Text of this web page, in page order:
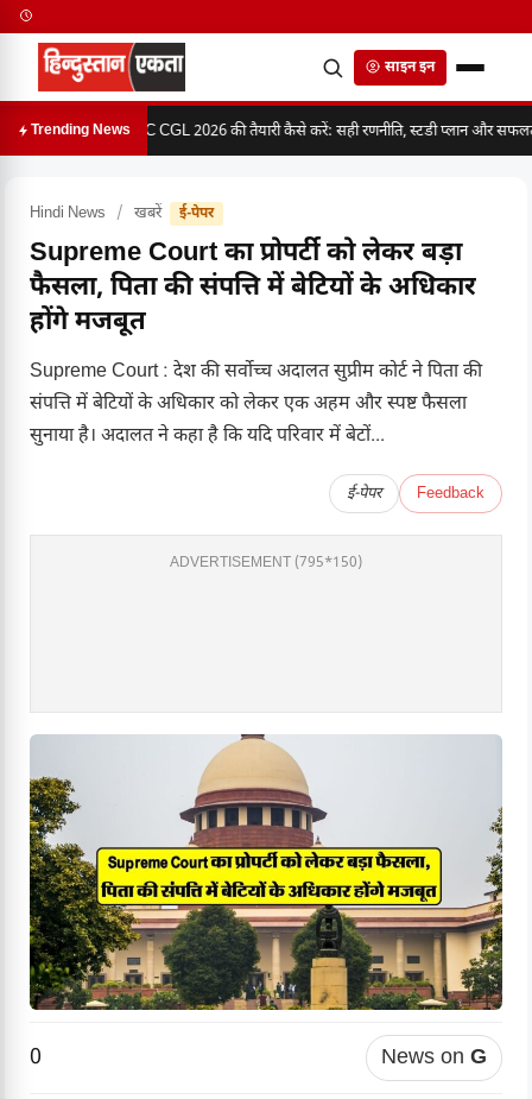
साइन इन
Trending NewsSSC CGL 2026 की तैयारी कैसे करें: सही रणनीति, स्टडी प्लान और
Hindi News / खबरें ई-पेपर
Supreme Court का प्रोपर्टी को लेकर बड़ा
फैसला, पिता की संपत्ति में बेटियों के अधिकार
होंगे मजबूत
Supreme Court : देश की सर्वोच्च अदालत सुप्रीम कोर्ट ने पिता की
संपत्ति में बेटियों के अधिकार को लेकर एक अहम और स्पष्ट फैसला
सुनाया है। अदालत ने कहा है कि यदि परिवार में बेटों...
ई-पेपर Feedback
ADVERTISEMENT (795*150)
0 News on G